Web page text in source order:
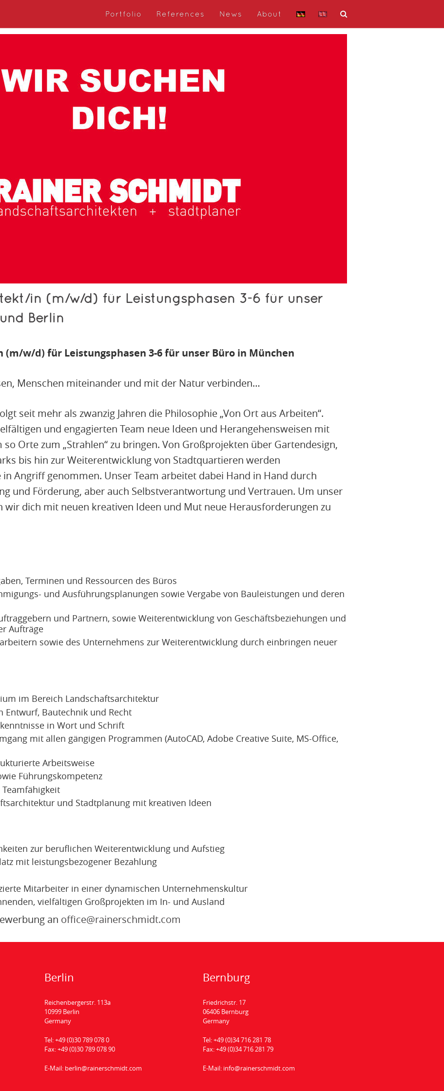
Portfolio References News About
in (m/w/d) für Leistungsphasen 3-6 für unser
Berlin
w/d) für Leistungsphasen 3-6 für unser Büro in München
Menschen miteinander und mit der Natur verbinden…
seit mehr als zwanzig Jahren die Philosophie „Von Ort aus Arbeiten“.
und engagierten Team neue Ideen und Herangehensweisen mit
Orte zum „Strahlen“ zu bringen. Von Großprojekten über Gartendesign,
bis hin zur Weiterentwicklung von Stadtquartieren werden
Angriff genommen. Unser Team arbeitet dabei Hand in Hand durch
und Förderung, aber auch Selbstverantwortung und Vertrauen. Um unser
wir dich mit neuen kreativen Ideen und Mut neue Herausforderungen zu
Terminen und Ressourcen des Büros
und Ausführungsplanungen sowie Vergabe von Bauleistungen und deren
und Partnern, sowie Weiterentwicklung von Geschäftsbeziehungen und
Aufträge
sowie des Unternehmens zur Weiterentwicklung durch einbringen neuer
im Bereich Landschaftsarchitektur
Entwurf, Bautechnik und Recht
in Wort und Schrift
mit allen gängigen Programmen (AutoCAD, Adobe Creative Suite, MS-Office,
Arbeitsweise
Führungskompetenz
und Stadtplanung mit kreativen Ideen
zur beruflichen Weiterentwicklung und Aufstieg
mit leistungsbezogener Bezahlung
Mitarbeiter in einer dynamischen Unternehmenskultur
vielfältigen Großprojekten im In- und Ausland
an office@rainerschmidt.com
Berlin
Reichenbergerstr. 113a
10999 Berlin
Germany
Tel:+49 (0)30 789 078 0
Fax:+49 (0)30 789 078 90
E-Mail: berlin@rainerschmidt.com
Bernburg
Friedrichstr. 17
06406 Bernburg
Germany
Tel:+49 (0)34 716 281 78
Fax:+49 (0)34 716 281 79
E-Mail: info@rainerschmidt.com